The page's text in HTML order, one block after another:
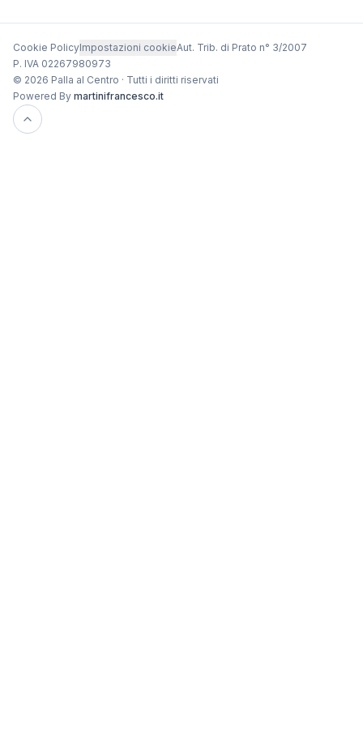
Cookie PolicyImpostazioni cookieAut. Trib. di Prato n° 3/2007
P. IVA 02267980973
© 2026 Palla al Centro · Tutti i diritti riservati
Powered By martinifrancesco.it